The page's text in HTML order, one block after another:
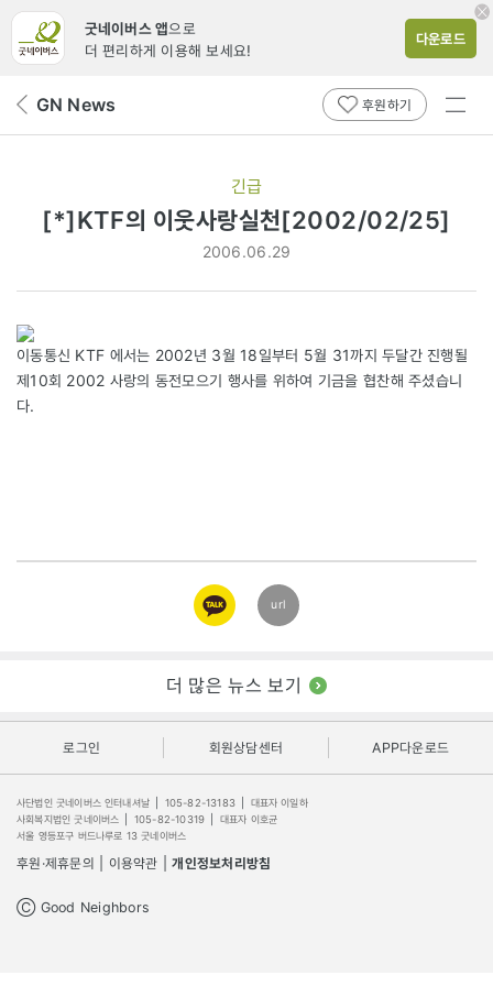
굿네이버스 앱으로
더 편리하게 이용해 보세요!
다운로드
뒤 GN News 후원하기
전체
긴급
[*]KTF의 이웃사랑실천[2002/02/25]
2006.06.29
이동통신 KTF 에서는 2002년 3월 18일부터 5월 31까지 두달간 진행될
제10회 2002 사랑의 동전모으기 행사를 위하여 기금을 협찬해 주셨습니
다.
카카오
링크
url
더 많은 뉴스 보기
로그인 회원상담센터 APP다운로드
사단법인 굿네이버스 인터내셔날 105-82-13183
대표자 이일하
사회복지법인 굿네이버스
105-82-10319
대표자 이호균
서울 영등포구 버드나루로 13 굿네이버스
후원·제휴문의 이용약관 개인정보처리방침
Ⓒ Good Neighbors